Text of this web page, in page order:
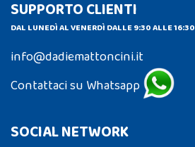
SUPPORTO CLIENTI
DAL LUNEDÌ AL VENERDÌ DALLE 9:30 ALLE 16:30
info@dadiemattoncini.it
Contattaci su Whatsapp
SOCIAL NETWORK